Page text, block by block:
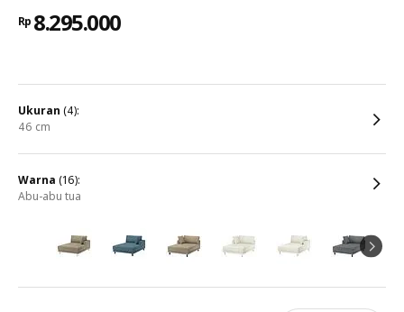
Rp 8.295.000
ukuran (4):
46 cm
warna (16):
abu-abu tua